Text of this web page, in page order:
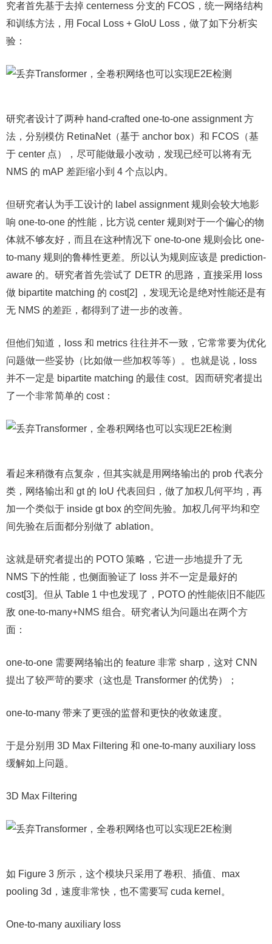
究者首先基于去掉 centerness 分支的 FCOS，统一网络结构
和训练方法，用 Focal Loss + GIoU Loss，做了如下分析实
验：
研究者设计了两种 hand-crafted one-to-one assignment 方
法，分别模仿 RetinaNet（基于 anchor box）和 FCOS（基
于 center 点），尽可能做最小改动，发现已经可以将有无
NMS 的 mAP 差距缩小到 4 个点以内。
但研究者认为手工设计的 label assignment 规则会较大地影
响 one-to-one 的性能，比方说 center 规则对于一个偏心的物
体就不够友好，而且在这种情况下 one-to-one 规则会比 one-
to-many 规则的鲁棒性更差。所以认为规则应该是 prediction-
aware 的。研究者首先尝试了 DETR 的思路，直接采用 loss
做 bipartite matching 的 cost[2] ，发现无论是绝对性能还是有
无 NMS 的差距，都得到了进一步的改善。
但他们知道，loss 和 metrics 往往并不一致，它常常要为优化
问题做一些妥协（比如做一些加权等等）。也就是说，loss
并不一定是 bipartite matching 的最佳 cost。因而研究者提出
了一个非常简单的 cost：
看起来稍微有点复杂，但其实就是用网络输出的 prob 代表分
类，网络输出和 gt 的 IoU 代表回归，做了加权几何平均，再
加一个类似于 inside gt box 的空间先验。加权几何平均和空
间先验在后面都分别做了 ablation。
这就是研究者提出的 POTO 策略，它进一步地提升了无
NMS 下的性能，也侧面验证了 loss 并不一定是最好的
cost[3]。但从 Table 1 中也发现了，POTO 的性能依旧不能匹
敌 one-to-many+NMS 组合。研究者认为问题出在两个方
面：
one-to-one 需要网络输出的 feature 非常 sharp，这对 CNN
提出了较严苛的要求（这也是 Transformer 的优势）；
one-to-many 带来了更强的监督和更快的收敛速度。
于是分别用 3D Max Filtering 和 one-to-many auxiliary loss
缓解如上问题。
3D Max Filtering
如 Figure 3 所示，这个模块只采用了卷积、插值、max
pooling 3d，速度非常快，也不需要写 cuda kernel。
One-to-many auxiliary loss